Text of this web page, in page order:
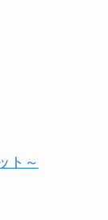
ト～